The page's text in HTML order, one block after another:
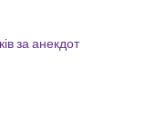
за анекдот